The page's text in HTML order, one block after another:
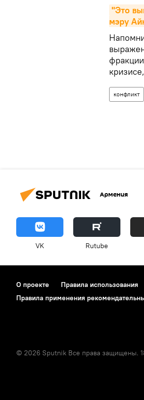
"Это
мэру
конфликт
Армения
VK Rutube
О проекте Правила использования
Правила применения
© 2026 Sputnik Все права защищены.